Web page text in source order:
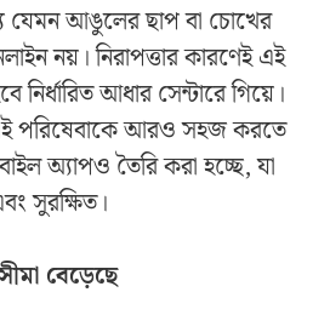
যেমন আঙুলের ছাপ বা চোখের
নয়। নিরাপত্তার কারণেই এই
আধার সেন্টারে গিয়ে।
পরিষেবাকে আরও সহজ করতে
অ্যাপও তৈরি করা হচ্ছে, যা
সুরক্ষিত।
বেড়েছে